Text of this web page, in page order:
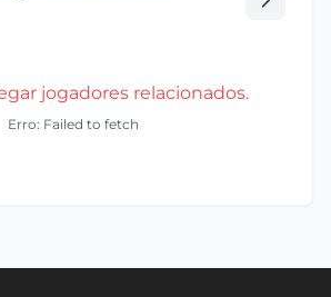
jogadores relacionados.
Erro: Failed to fetch